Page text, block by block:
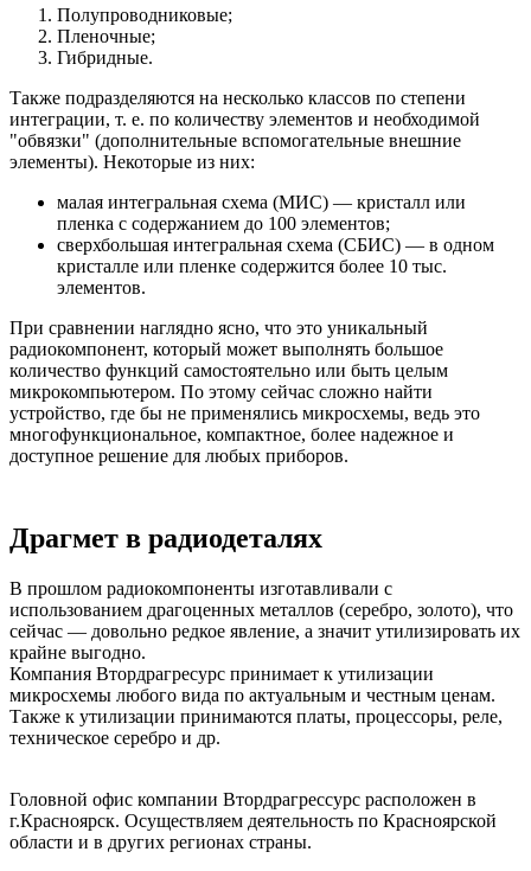
Полупроводниковые;
Пленочные;
Гибридные.
Также подразделяются на несколько классов по степени
интеграции, т. е. по количеству элементов и необходимой
"обвязки" (дополнительные вспомогательные внешние
элементы). Некоторые из них:
малая интегральная схема (МИС) — кристалл или
пленка с содержанием до 100 элементов;
сверхбольшая интегральная схема (СБИС) — в одном
кристалле или пленке содержится более 10 тыс.
элементов.
При сравнении наглядно ясно, что это уникальный
радиокомпонент, который может выполнять большое
количество функций самостоятельно или быть целым
микрокомпьютером. По этому сейчас сложно найти
устройство, где бы не применялись микросхемы, ведь это
многофункциональное, компактное, более надежное и
доступное решение для любых приборов.
Драгмет в радиодеталях
В прошлом радиокомпоненты изготавливали с
использованием драгоценных металлов (серебро, золото), что
сейчас — довольно редкое явление, а значит утилизировать их
крайне выгодно.
Компания Втордрагресурс принимает к утилизации
микросхемы любого вида по актуальным и честным ценам.
Также к утилизации принимаются платы, процессоры, реле,
техническое серебро и др.
Головной офис компании Втордрагрессурс расположен в
г.Красноярск. Осуществляем деятельность по Красноярской
области и в других регионах страны.